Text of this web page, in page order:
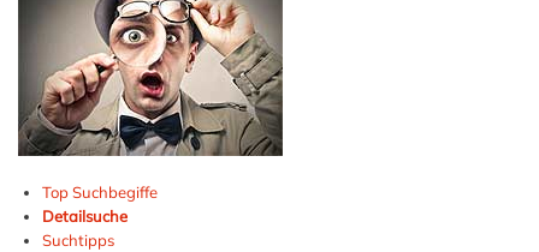
Top Suchbegiffe
Detailsuche
Suchtipps